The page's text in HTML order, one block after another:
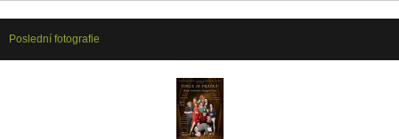
Poslední fotografie